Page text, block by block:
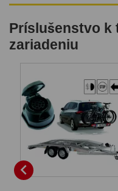
Príslušenstvo k
zariadeniu
